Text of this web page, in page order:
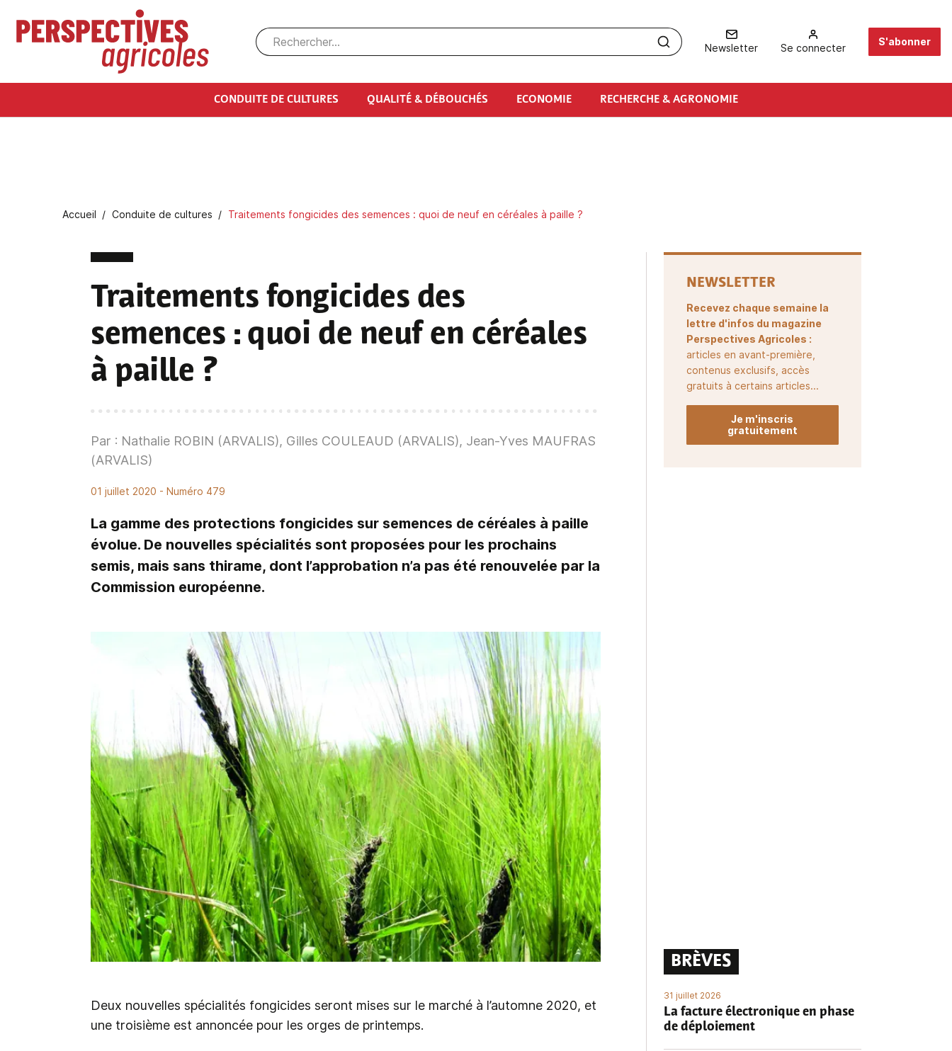
Aller au contenu principal
Newsletter Se connecter
S'abonner
CONDUITE DE CULTURES QUALITÉ & DÉBOUCHÉS ECONOMIE RECHERCHE & AGRONOMIE
Fil d'Ariane
Accueil Conduite de cultures Traitements fongicides des semences : quoi de neuf en céréales à paille ?
Traitements fongicides des
semences : quoi de neuf en céréales
à paille ?
Par : Nathalie ROBIN (ARVALIS), Gilles COULEAUD (ARVALIS), Jean-Yves MAUFRAS
(ARVALIS)
01 juillet 2020 - Numéro 479
La gamme des protections fongicides sur semences de céréales à paille
évolue. De nouvelles spécialités sont proposées pour les prochains
semis, mais sans thirame, dont l’approbation n’a pas été renouvelée par la
Commission européenne.
Deux nouvelles spécialités fongicides seront mises sur le marché à l’automne 2020, et
une troisième est annoncée pour les orges de printemps.
NEWSLETTER
Recevez chaque semaine la
lettre d'infos du magazine
Perspectives Agricoles :
articles en avant-première,
contenus exclusifs, accès
gratuits à certains articles...
Je m'inscris
gratuitement
BRÈVES
31 juillet 2026
La facture électronique en phase
de déploiement